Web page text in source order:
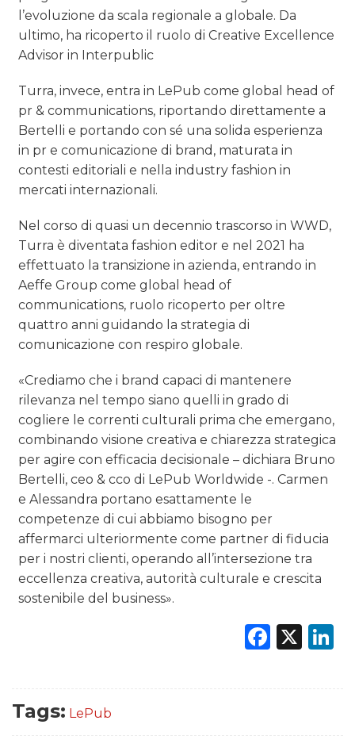
l’evoluzione da scala regionale a globale. Da
ultimo, ha ricoperto il ruolo di Creative Excellence
Advisor in Interpublic
Turra, invece, entra in LePub come global head of
pr & communications, riportando direttamente a
Bertelli e portando con sé una solida esperienza
in pr e comunicazione di brand, maturata in
contesti editoriali e nella industry fashion in
mercati internazionali.
Nel corso di quasi un decennio trascorso in WWD,
Turra è diventata fashion editor e nel 2021 ha
effettuato la transizione in azienda, entrando in
Aeffe Group come global head of
communications, ruolo ricoperto per oltre
quattro anni guidando la strategia di
comunicazione con respiro globale.
«Crediamo che i brand capaci di mantenere
rilevanza nel tempo siano quelli in grado di
cogliere le correnti culturali prima che emergano,
combinando visione creativa e chiarezza strategica
per agire con efficacia decisionale – dichiara Bruno
Bertelli, ceo & cco di LePub Worldwide -. Carmen
e Alessandra portano esattamente le
competenze di cui abbiamo bisogno per
affermarci ulteriormente come partner di fiducia
per i nostri clienti, operando all’intersezione tra
eccellenza creativa, autorità culturale e crescita
sostenibile del business».
X
Tags: LePub